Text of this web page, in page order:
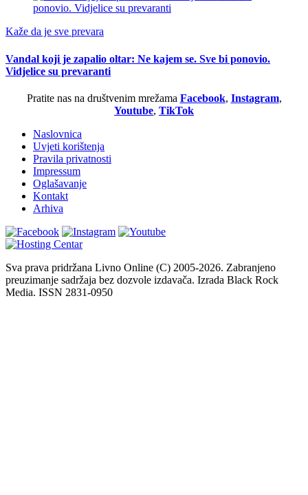
Kaže da je sve prevara
Vandal koji je zapalio oltar: Ne kajem se. Sve bi ponovio.
Vidjelice su prevaranti
Pratite nas na društvenim mrežama Facebook, Instagram,
Youtube, TikTok
Naslovnica
Uvjeti korištenja
Pravila privatnosti
Impressum
Oglašavanje
Kontakt
Arhiva
Sva prava pridržana Livno Online (C) 2005-2026. Zabranjeno
preuzimanje sadržaja bez dozvole izdavača. Izrada Black Rock
Media. ISSN 2831-0950